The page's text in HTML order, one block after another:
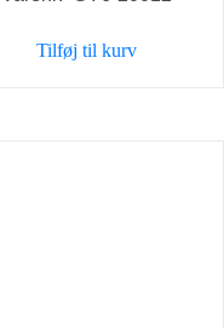
49,00 kr..
Tilføj til kurv